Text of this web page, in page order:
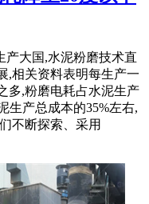
产大国,水泥粉磨技术直
,相关资料表明每生产一
多,粉磨电耗占水泥生产
生产总成本的35%左右,
不断探索、采用